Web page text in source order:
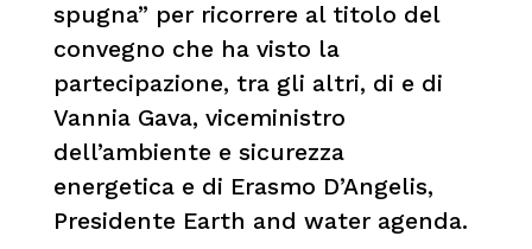
spugna” per ricorrere al titolo del
convegno che ha visto la
partecipazione, tra gli altri, di e di
Vannia Gava, viceministro
dell’ambiente e sicurezza
energetica e di Erasmo D’Angelis,
Presidente Earth and water agenda.